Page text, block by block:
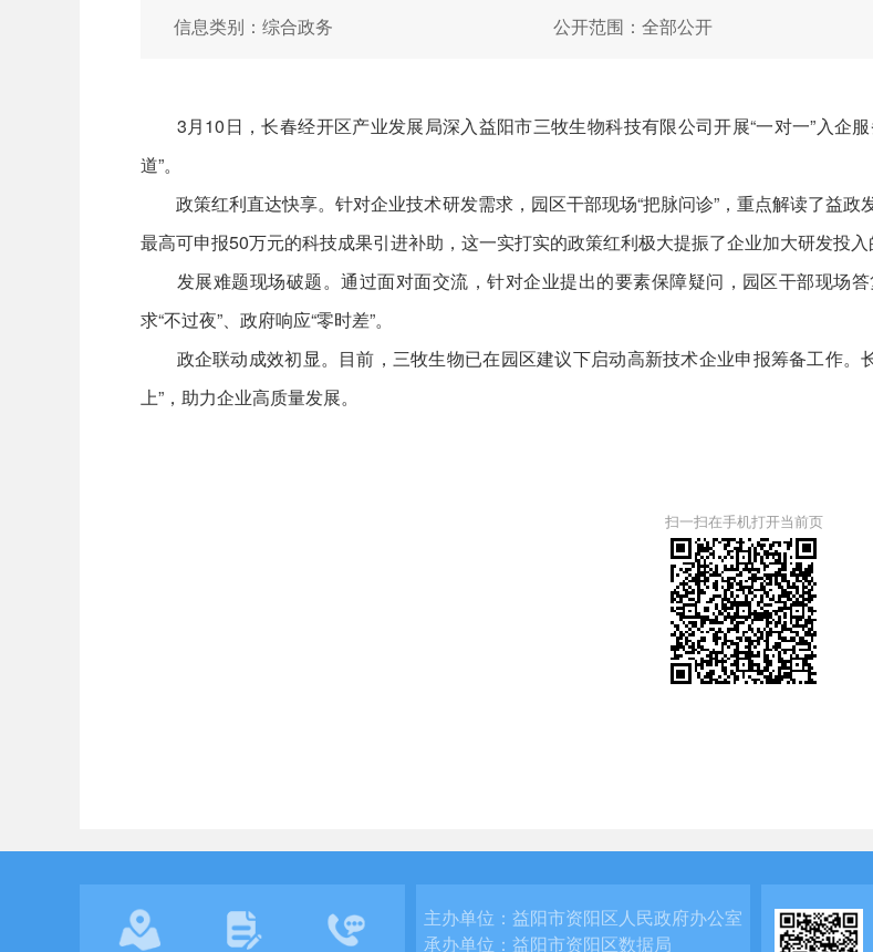
信息类别：综合政务
公开范围：全部公开
3月10日，长春经开区产业发展局深入益阳市三牧生物科技有限公司开展“一对一”入企
道”。
政策红利直达快享。针对企业技术研发需求，园区干部现场“把脉问诊”，重点解读了益政
最高可申报50万元的科技成果引进补助，这一实打实的政策红利极大提振了企业加大研发投入
发展难题现场破题。通过面对面交流，针对企业提出的要素保障疑问，园区干部现场
求“不过夜”、政府响应“零时差”。
政企联动成效初显。目前，三牧生物已在园区建议下启动高新技术企业申报筹备工作。
上”，助力企业高质量发展。
扫一扫在手机打开当前页
主办单位：益阳市资阳区人民政府办公室
承办单位：益阳市资阳区数据局